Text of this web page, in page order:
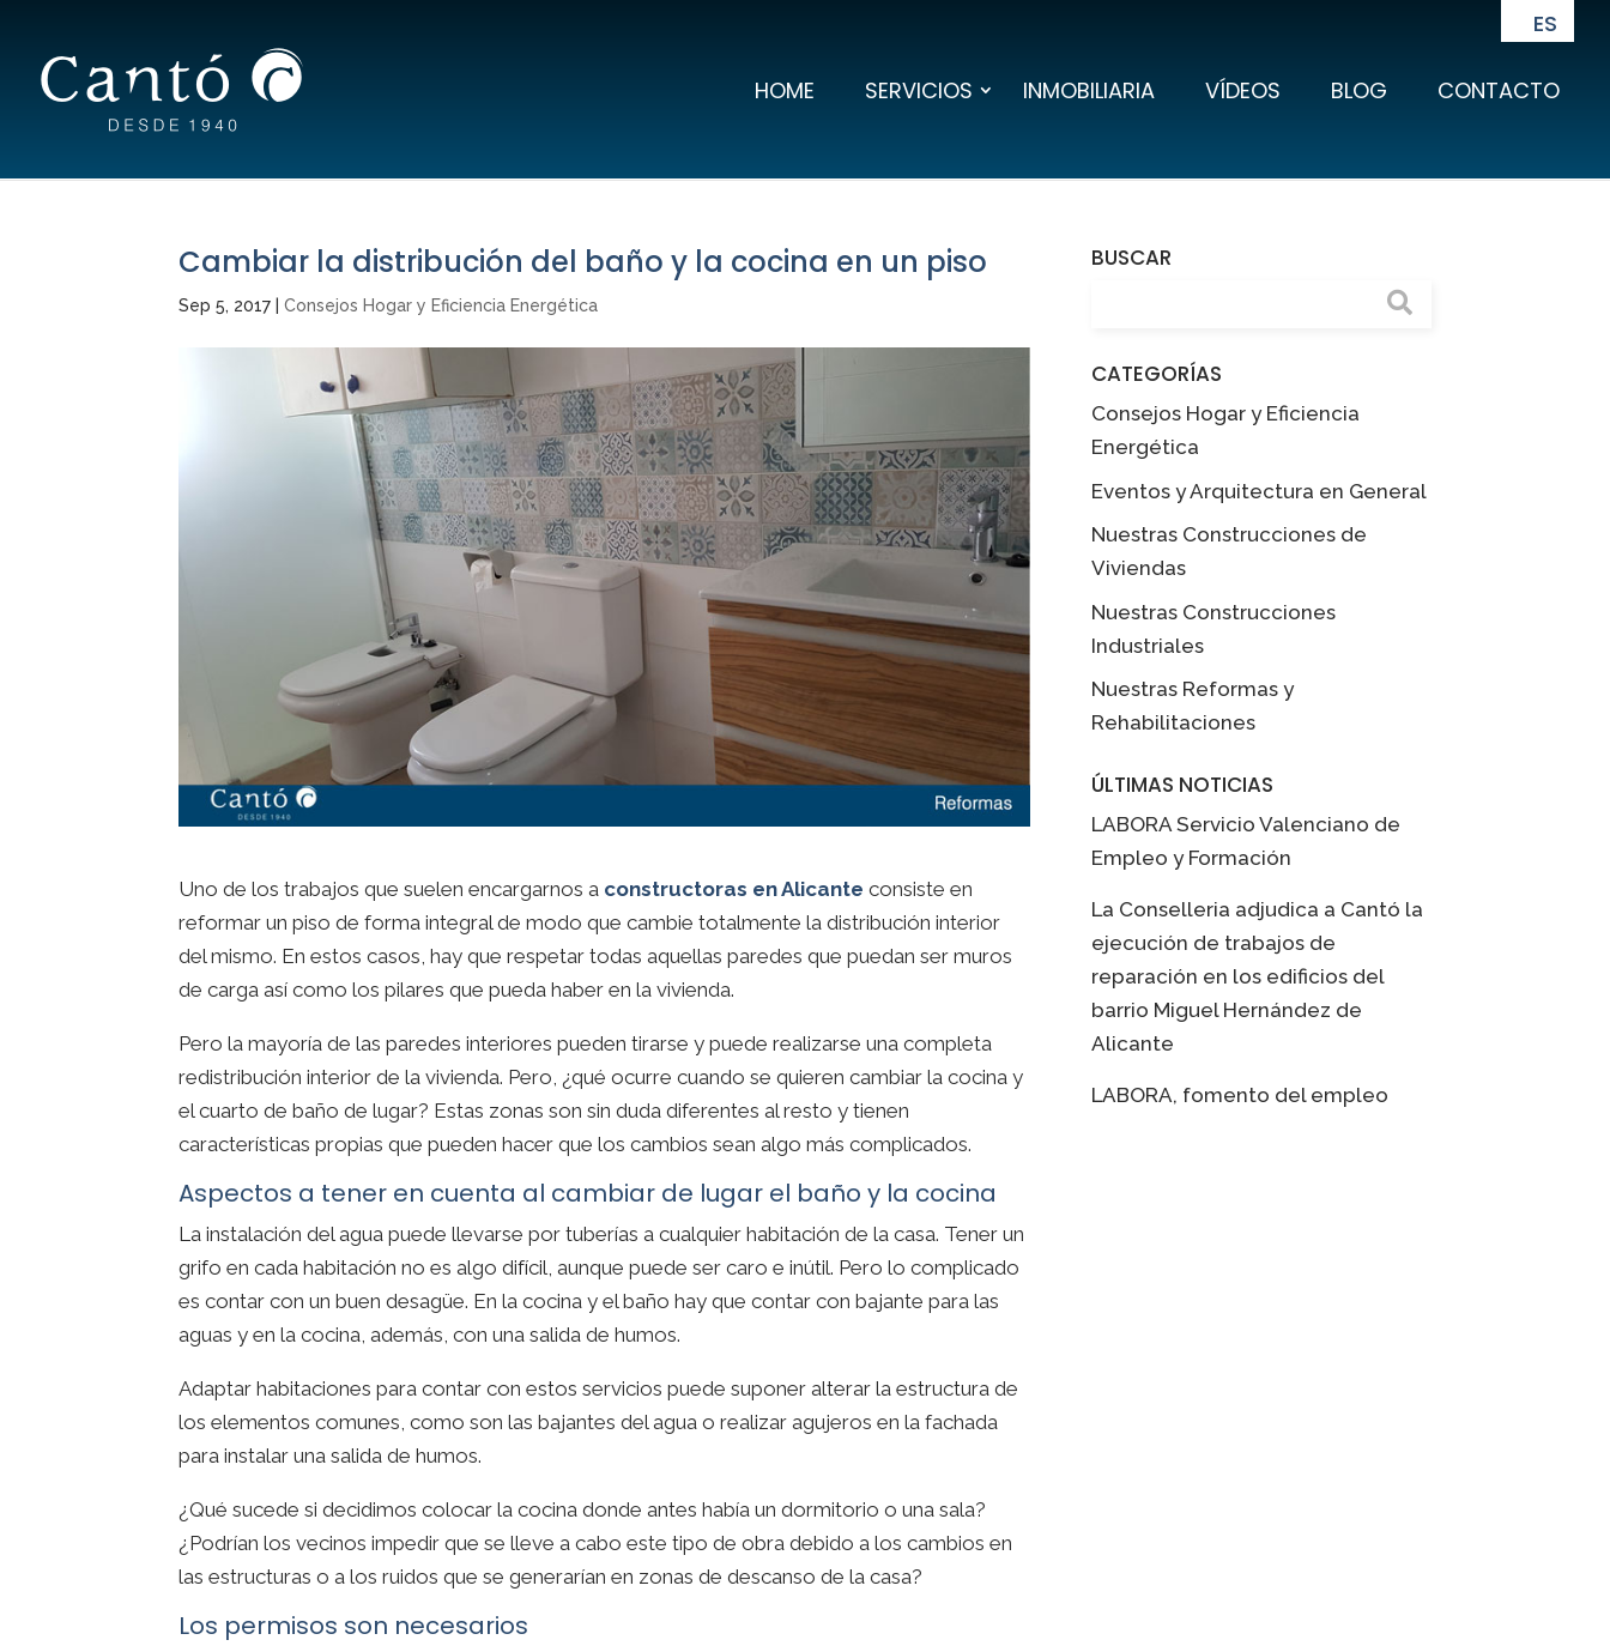
ES
HOME SERVICIOS INMOBILIARIA VÍDEOS BLOG CONTACTO
Cambiar la distribución del baño y la cocina en un piso
Sep 5, 2017 |Consejos Hogar y Eficiencia Energética
Uno de los trabajos que suelen encargarnos a constructoras en Alicante consiste en
reformar un piso de forma integral de modo que cambie totalmente la distribución interior
del mismo. En estos casos, hay que respetar todas aquellas paredes que puedan ser muros
de carga así como los pilares que pueda haber en la vivienda.
Pero la mayoría de las paredes interiores pueden tirarse y puede realizarse una completa
redistribución interior de la vivienda. Pero, ¿qué ocurre cuando se quieren cambiar la cocina y
el cuarto de baño de lugar? Estas zonas son sin duda diferentes al resto y tienen
características propias que pueden hacer que los cambios sean algo más complicados.
Aspectos a tener en cuenta al cambiar de lugar el baño y la cocina
La instalación del agua puede llevarse por tuberías a cualquier habitación de la casa. Tener un
grifo en cada habitación no es algo difícil, aunque puede ser caro e inútil. Pero lo complicado
es contar con un buen desagüe. En la cocina y el baño hay que contar con bajante para las
aguas y en la cocina, además, con una salida de humos.
Adaptar habitaciones para contar con estos servicios puede suponer alterar la estructura de
los elementos comunes, como son las bajantes del agua o realizar agujeros en la fachada
para instalar una salida de humos.
¿Qué sucede si decidimos colocar la cocina donde antes había un dormitorio o una sala?
¿Podrían los vecinos impedir que se lleve a cabo este tipo de obra debido a los cambios en
las estructuras o a los ruidos que se generarían en zonas de descanso de la casa?
Los permisos son necesarios
BUSCAR
CATEGORÍAS
Consejos Hogar y Eficiencia
Energética
Eventos y Arquitectura en General
Nuestras Construcciones de
Viviendas
Nuestras Construcciones
Industriales
Nuestras Reformas y
Rehabilitaciones
ÚLTIMAS NOTICIAS
LABORA Servicio Valenciano de
Empleo y Formación
La Conselleria adjudica a Cantó la
ejecución de trabajos de
reparación en los edificios del
barrio Miguel Hernández de
Alicante
LABORA, fomento del empleo